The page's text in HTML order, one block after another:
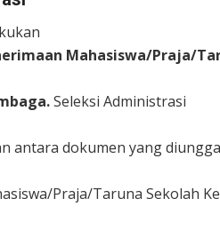
Mahasiswa/Praja/
Seleksi Administrasi
antara dokumen yang
Praja/Taruna Sekolah